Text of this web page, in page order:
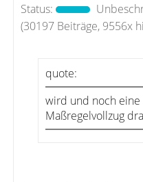
Status:
(30197 Beiträge, 9556x
quote:
wird und noch eine
Maßregelvollzug